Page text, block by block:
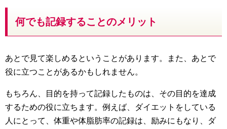
何でも記録することのメリット
あとで見て楽しめるということがあります。また、あとで
役に立つことがあるかもしれません。
もちろん、目的を持って記録したものは、その目的を達成
するための役に立ちます。例えば、ダイエットをしている
人にとって、体重や体脂肪率の記録は、励みにもなり、ダ